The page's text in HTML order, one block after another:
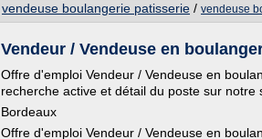
vendeuse boulangerie patisserie / vendeuse
Vendeur / Vendeuse en
Offre d'emploi Vendeur / Vendeuse en
recherche active et détail du poste sur notre
Bordeaux
Offre d'emploi Vendeur / Vendeuse en